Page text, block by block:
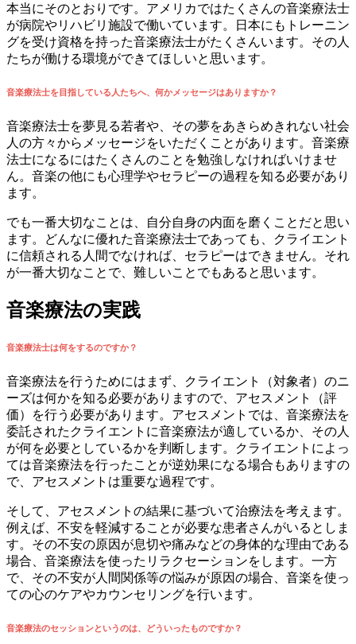
本当にそのとおりです。アメリカではたくさんの音楽療法士
が病院やリハビリ施設で働いています。日本にもトレーニン
グを受け資格を持った音楽療法士がたくさんいます。その人
たちが働ける環境ができてほしいと思います。
音楽療法士を目指している人たちへ、何かメッセージはありますか？
音楽療法士を夢見る若者や、その夢をあきらめきれない社会
人の方々からメッセージをいただくことがあります。音楽療
法士になるにはたくさんのことを勉強しなければいけませ
ん。音楽の他にも心理学やセラピーの過程を知る必要があり
ます。
でも一番大切なことは、自分自身の内面を磨くことだと思い
ます。どんなに優れた音楽療法士であっても、クライエント
に信頼される人間でなければ、セラピーはできません。それ
が一番大切なことで、難しいことでもあると思います。
音楽療法の実践
音楽療法士は何をするのですか？
音楽療法を行うためにはまず、クライエント（対象者）のニ
ーズは何かを知る必要がありますので、アセスメント（評
価）を行う必要があります。アセスメントでは、音楽療法を
委託されたクライエントに音楽療法が適しているか、その人
が何を必要としているかを判断します。クライエントによっ
ては音楽療法を行ったことが逆効果になる場合もありますの
で、アセスメントは重要な過程です。
そして、アセスメントの結果に基づいて治療法を考えます。
例えば、不安を軽減することが必要な患者さんがいるとしま
す。その不安の原因が息切や痛みなどの身体的な理由である
場合、音楽療法を使ったリラクセーションをします。一方
で、その不安が人間関係等の悩みが原因の場合、音楽を使っ
ての心のケアやカウンセリングを行います。
音楽療法のセッションというのは、どういったものですか？